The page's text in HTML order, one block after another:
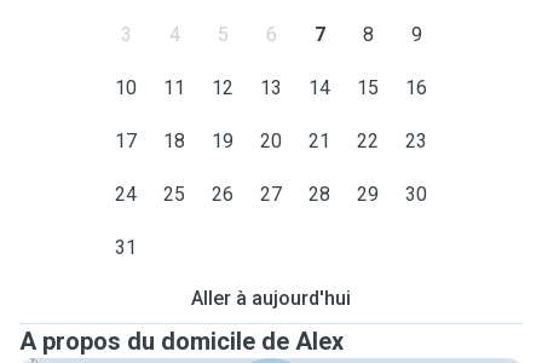
3 4 5 6 7 8 9
10 11 12 13 14 15 16
17 18 19 20 21 22 23
24 25 26 27 28 29 30
31
Aller à aujourd'hui
A propos du domicile de Alex